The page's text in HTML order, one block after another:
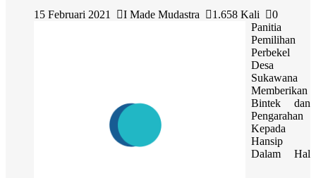
15 Februari 2021 I Made Mudastra 1.658 Kali
0
Panitia
Pemilihan
Perbekel
Desa
Sukawana
Memberikan
Bintek dan
Pengarahan
Kepada
Hansip
Dalam Hal